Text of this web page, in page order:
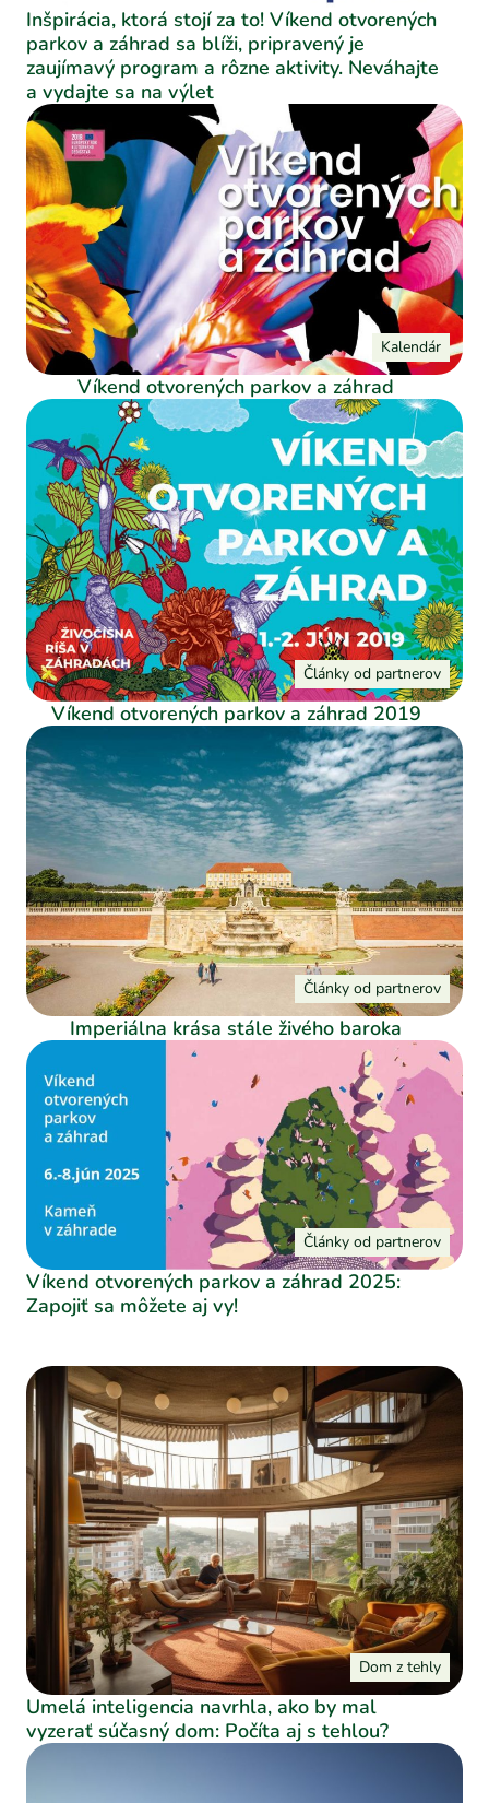
Inšpirácia, ktorá stojí za to! Víkend otvorených
parkov a záhrad sa blíži, pripravený je
zaujímavý program a rôzne aktivity. Neváhajte
a vydajte sa na výlet
Kalendár
Víkend otvorených parkov a záhrad
Články od partnerov
Víkend otvorených parkov a záhrad 2019
Články od partnerov
Imperiálna krása stále živého baroka
Články od partnerov
Víkend otvorených parkov a záhrad 2025:
Zapojiť sa môžete aj vy!
Dom z tehly
Umelá inteligencia navrhla, ako by mal
vyzerať súčasný dom: Počíta aj s tehlou?